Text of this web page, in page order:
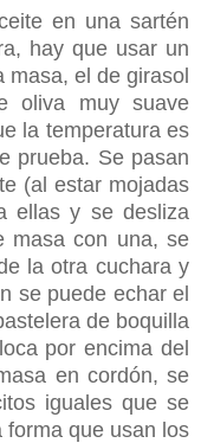
en una sartén
hay que usar un
masa, el de girasol
oliva muy suave
la temperatura es
prueba. Se pasan
(al estar mojadas
ellas y se desliza
masa con una, se
la otra cuchara y
se puede echar el
de boquilla
por encima del
en cordón, se
iguales que se
que usan los